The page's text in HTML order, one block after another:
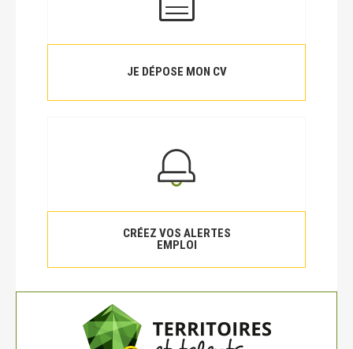
JE DÉPOSE MON CV
CRÉEZ VOS ALERTES
EMPLOI